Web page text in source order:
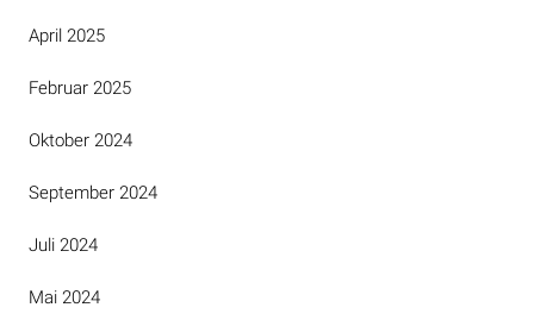
April 2025
Februar 2025
Oktober 2024
September 2024
Juli 2024
Mai 2024